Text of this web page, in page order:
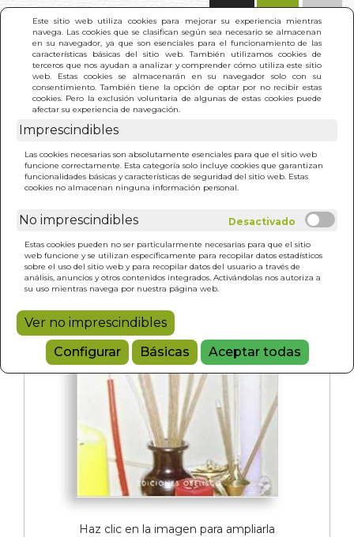
Este sitio web utiliza cookies para mejorar su experiencia mientras
navega. Las cookies que se clasifican según sea necesario se almacenan
en su navegador, ya que son esenciales para el funcionamiento de las
características básicas del sitio web. También utilizamos cookies de
terceros que nos ayudan a analizar y comprender cómo utiliza este sitio
web. Estas cookies se almacenarán en su navegador solo con su
consentimiento. También tiene la opción de optar por no recibir estas
cookies. Pero la exclusión voluntaria de algunas de estas cookies puede
afectar su experiencia de navegación.
Imprescindibles
Las cookies necesarias son absolutamente esenciales para que el sitio web
funcione correctamente. Esta categoría solo incluye cookies que garantizan
funcionalidades básicas y características de seguridad del sitio web. Estas
cookies no almacenan ninguna información personal.
No imprescindibles
Estas cookies pueden no ser particularmente necesarias para que el sitio
web funcione y se utilizan específicamente para recopilar datos estadísticos
sobre el uso del sitio web y para recopilar datos del usuario a través de
análisis, anuncios y otros contenidos integrados. Activándolas nos autoriza a
su uso mientras navega por nuestra página web.
Ver no imprescindibles
Configurar
Básicas Aceptar todas
INICIO > VELAS E INCIENSOS
Haz clic en la imagen para ampliarla